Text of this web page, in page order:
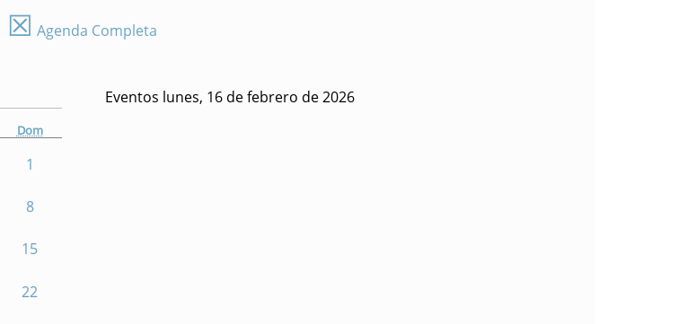
☒ Agenda Completa
Dom
1
8
15
22
Eventos lunes, 16 de febrero de 2026